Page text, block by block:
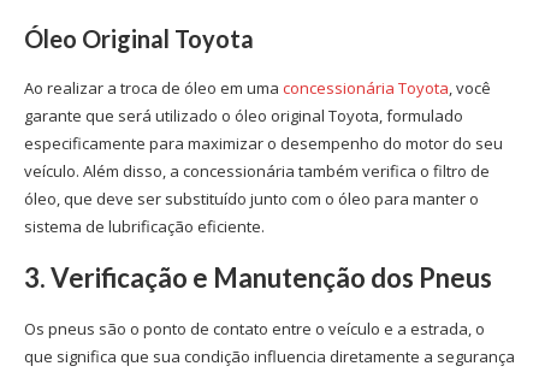
Óleo Original Toyota
Ao realizar a troca de óleo em uma concessionária Toyota, você
garante que será utilizado o óleo original Toyota, formulado
especificamente para maximizar o desempenho do motor do seu
veículo. Além disso, a concessionária também verifica o filtro de
óleo, que deve ser substituído junto com o óleo para manter o
sistema de lubrificação eficiente.
3. Verificação e Manutenção dos Pneus
Os pneus são o ponto de contato entre o veículo e a estrada, o
que significa que sua condição influencia diretamente a segurança